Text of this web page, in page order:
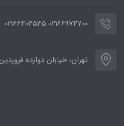
02166974700 02166403535
تهران، خیابان دوازده